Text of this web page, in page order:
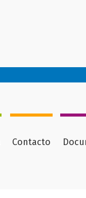
Contacto